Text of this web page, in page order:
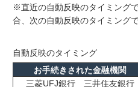
※直近の自動反映のタイミング
合、次の自動反映のタイミング
自動反映のタイミング
お手続きされた金融機関
三菱UFJ銀行 三井住友銀行